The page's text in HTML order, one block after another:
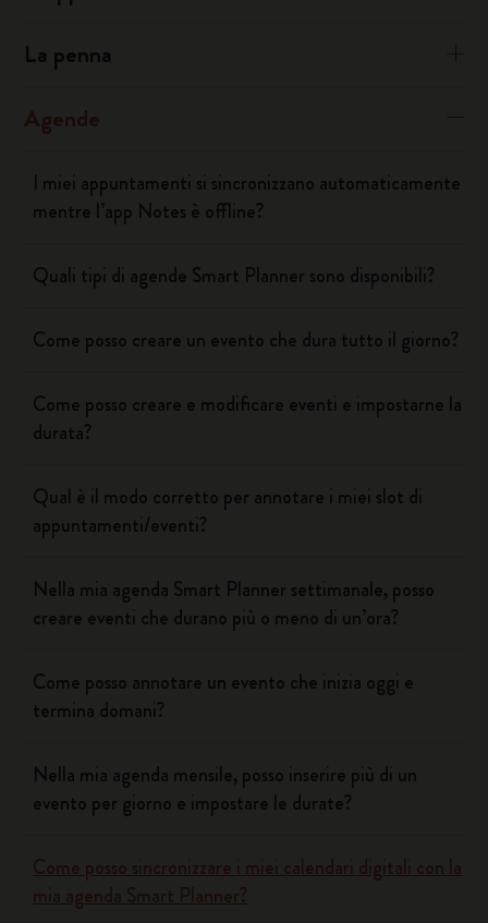
La penna
Agende
I miei appuntamenti si sincronizzano automaticamente
mentre l’app Notes è offline?
Quali tipi di agende Smart Planner sono disponibili?
Come posso creare un evento che dura tutto il giorno?
Come posso creare e modificare eventi e impostarne la
durata?
Qual è il modo corretto per annotare i miei slot di
appuntamenti/eventi?
Nella mia agenda Smart Planner settimanale, posso
creare eventi che durano più o meno di un’ora?
Come posso annotare un evento che inizia oggi e
termina domani?
Nella mia agenda mensile, posso inserire più di un
evento per giorno e impostare le durate?
Come posso sincronizzare i miei calendari digitali con la
mia agenda Smart Planner?